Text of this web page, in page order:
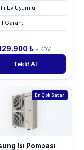
Ev Uyumlu
Garanti
₺ + KDV
Teklif Al
En Çok Satan
Isı Pompası